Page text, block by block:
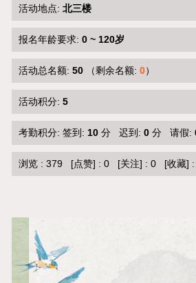
活动地点: 北三楼
报名年龄要求: 0 ~ 120岁
活动总名额: 50 （剩余名额: 0）
活动积分: 5
考勤积分: 签到: 10 分 迟到: 0 分 请假:
浏览 : 379 [点赞] : 0 [关注] : 0 [收藏]